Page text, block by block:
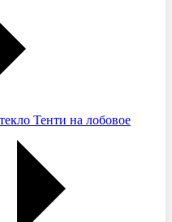
Тенти на лобовое